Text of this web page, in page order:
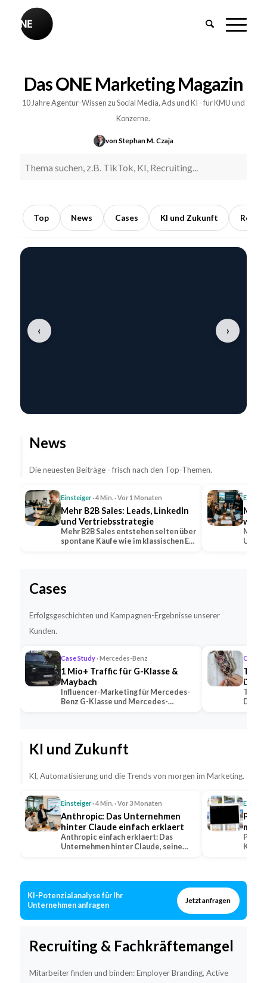
Das ONE Marketing Magazin
10 Jahre Agentur-Wissen zu Social Media, Ads und KI - für KMU und
Konzerne.
von Stephan M. Czaja
Top News Cases KI und Zukunft
PR:
Earned
Kooperationen
mit
Lesezeit
‹ ›
News
Die neuesten Beiträge - frisch nach den Top-Themen.
Einsteiger· 4 Min. · Vor 1 Monaten
Mehr B2B Sales: Leads, LinkedIn
und Vertriebsstrategie
Mehr B2B Sales entstehen selten über
spontane Käufe wie im klassischen E-
Mehr
Mehr
Cases
Erfolgsgeschichten und Kampagnen-Ergebnisse unserer
Kunden.
Case Study· Mercedes-Benz
1 Mio+ Traffic für G-Klasse &
Maybach
Influencer-Marketing für Mercedes-
Benz G-Klasse und Mercedes-
Case
KI und Zukunft
KI, Automatisierung und die Trends von morgen im Marketing.
Einsteiger· 4 Min. · Vor 3 Monaten
Anthropic: Das Unternehmen
hinter Claude einfach erklaert
Anthropic einfach erklaert: Das
Unternehmen hinter Claude, seine
mit
KI-
KI-Potenzialanalyse für Ihr
Unternehmen anfragen
Jetzt anfragen
Recruiting & Fachkräftemangel
Mitarbeiter finden und binden: Employer Branding, Active